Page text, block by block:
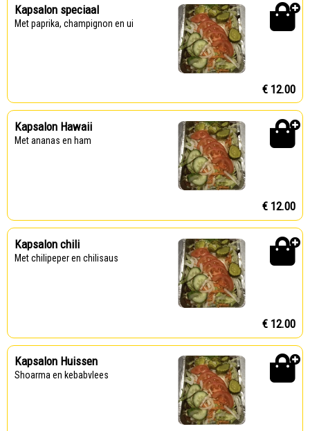
Kapsalon speciaal
Met paprika, champignon en ui
€ 12.00
Kapsalon Hawaii
Met ananas en ham
€ 12.00
Kapsalon chili
Met chilipeper en chilisaus
€ 12.00
Kapsalon Huissen
Shoarma en kebabvlees